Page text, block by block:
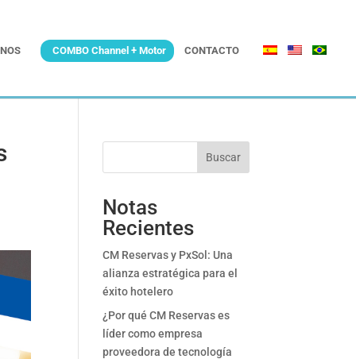
COMBO Channel + Motor CONTACTO
Buscar
Notas
Recientes
CM Reservas y PxSol: Una
alianza estratégica para el
éxito hotelero
¿Por qué CM Reservas es
líder como empresa
proveedora de tecnología